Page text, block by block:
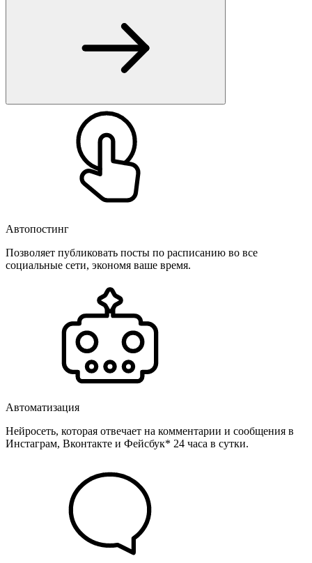
Автопостинг
Позволяет публиковать посты по расписанию во все
социальные сети, экономя ваше время.
Автоматизация
Нейросеть, которая отвечает на комментарии и сообщения в
Инстаграм, Вконтакте и Фейсбук* 24 часа в сутки.